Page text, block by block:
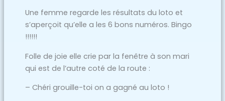
Une femme regarde les résultats du loto et
s’aperçoit qu’elle a les 6 bons numéros. Bingo
!!!!!!
Folle de joie elle crie par la fenêtre à son mari
qui est de l’autre coté de la route :
– Chéri grouille-toi on a gagné au loto !